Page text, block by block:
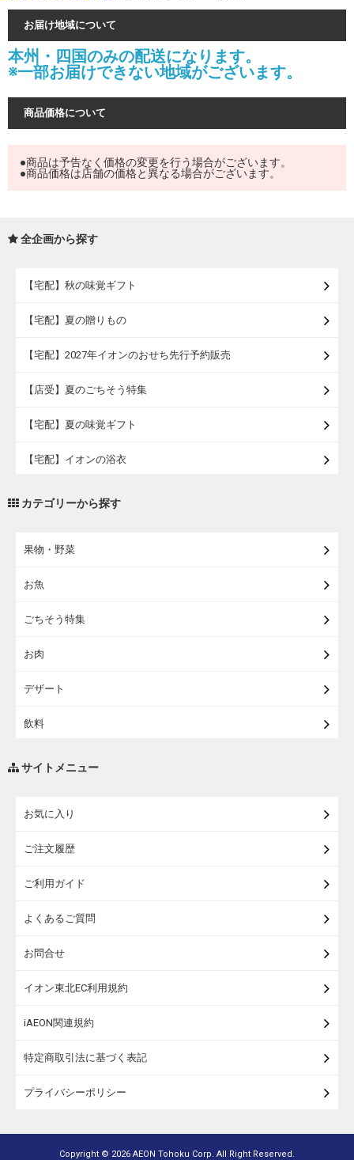
お届け地域について
本州・四国のみの配送になります。
※一部お届けできない地域がございます。
商品価格について
●商品は予告なく価格の変更を行う場合がございます。
●商品価格は店舗の価格と異なる場合がございます。
全企画から探す
【宅配】秋の味覚ギフト
【宅配】夏の贈りもの
【宅配】2027年イオンのおせち先行予約販売
【店受】夏のごちそう特集
【宅配】夏の味覚ギフト
【宅配】イオンの浴衣
カテゴリーから探す
果物・野菜
お魚
ごちそう特集
お肉
デザート
飲料
サイトメニュー
お気に入り
ご注文履歴
ご利用ガイド
よくあるご質問
お問合せ
イオン東北EC利用規約
iAEON関連規約
特定商取引法に基づく表記
プライバシーポリシー
Copyright © 2026 AEON Tohoku Corp. All Right Reserved.